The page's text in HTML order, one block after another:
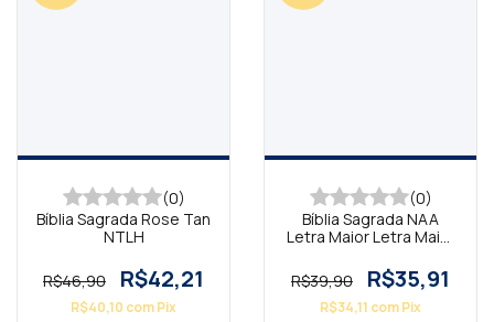
(0)
Bíblia Sagrada Rose Tan
NTLH
R$46,90 R$42,21
R$40,10 comPix
(0)
Bíblia Sagrada NAA
Letra Maior Letra Maior
R$39,90
R$35,91
R$34,11 comPix